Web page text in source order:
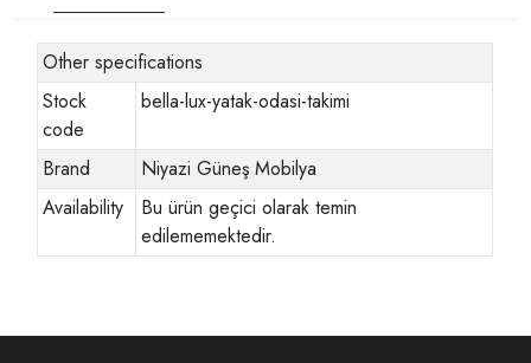
Other specifications
Stock
code
bella-lux-yatak-odasi-takimi
Brand
Niyazi Güneş Mobilya
Availability
Bu ürün geçici olarak temin
edilememektedir.